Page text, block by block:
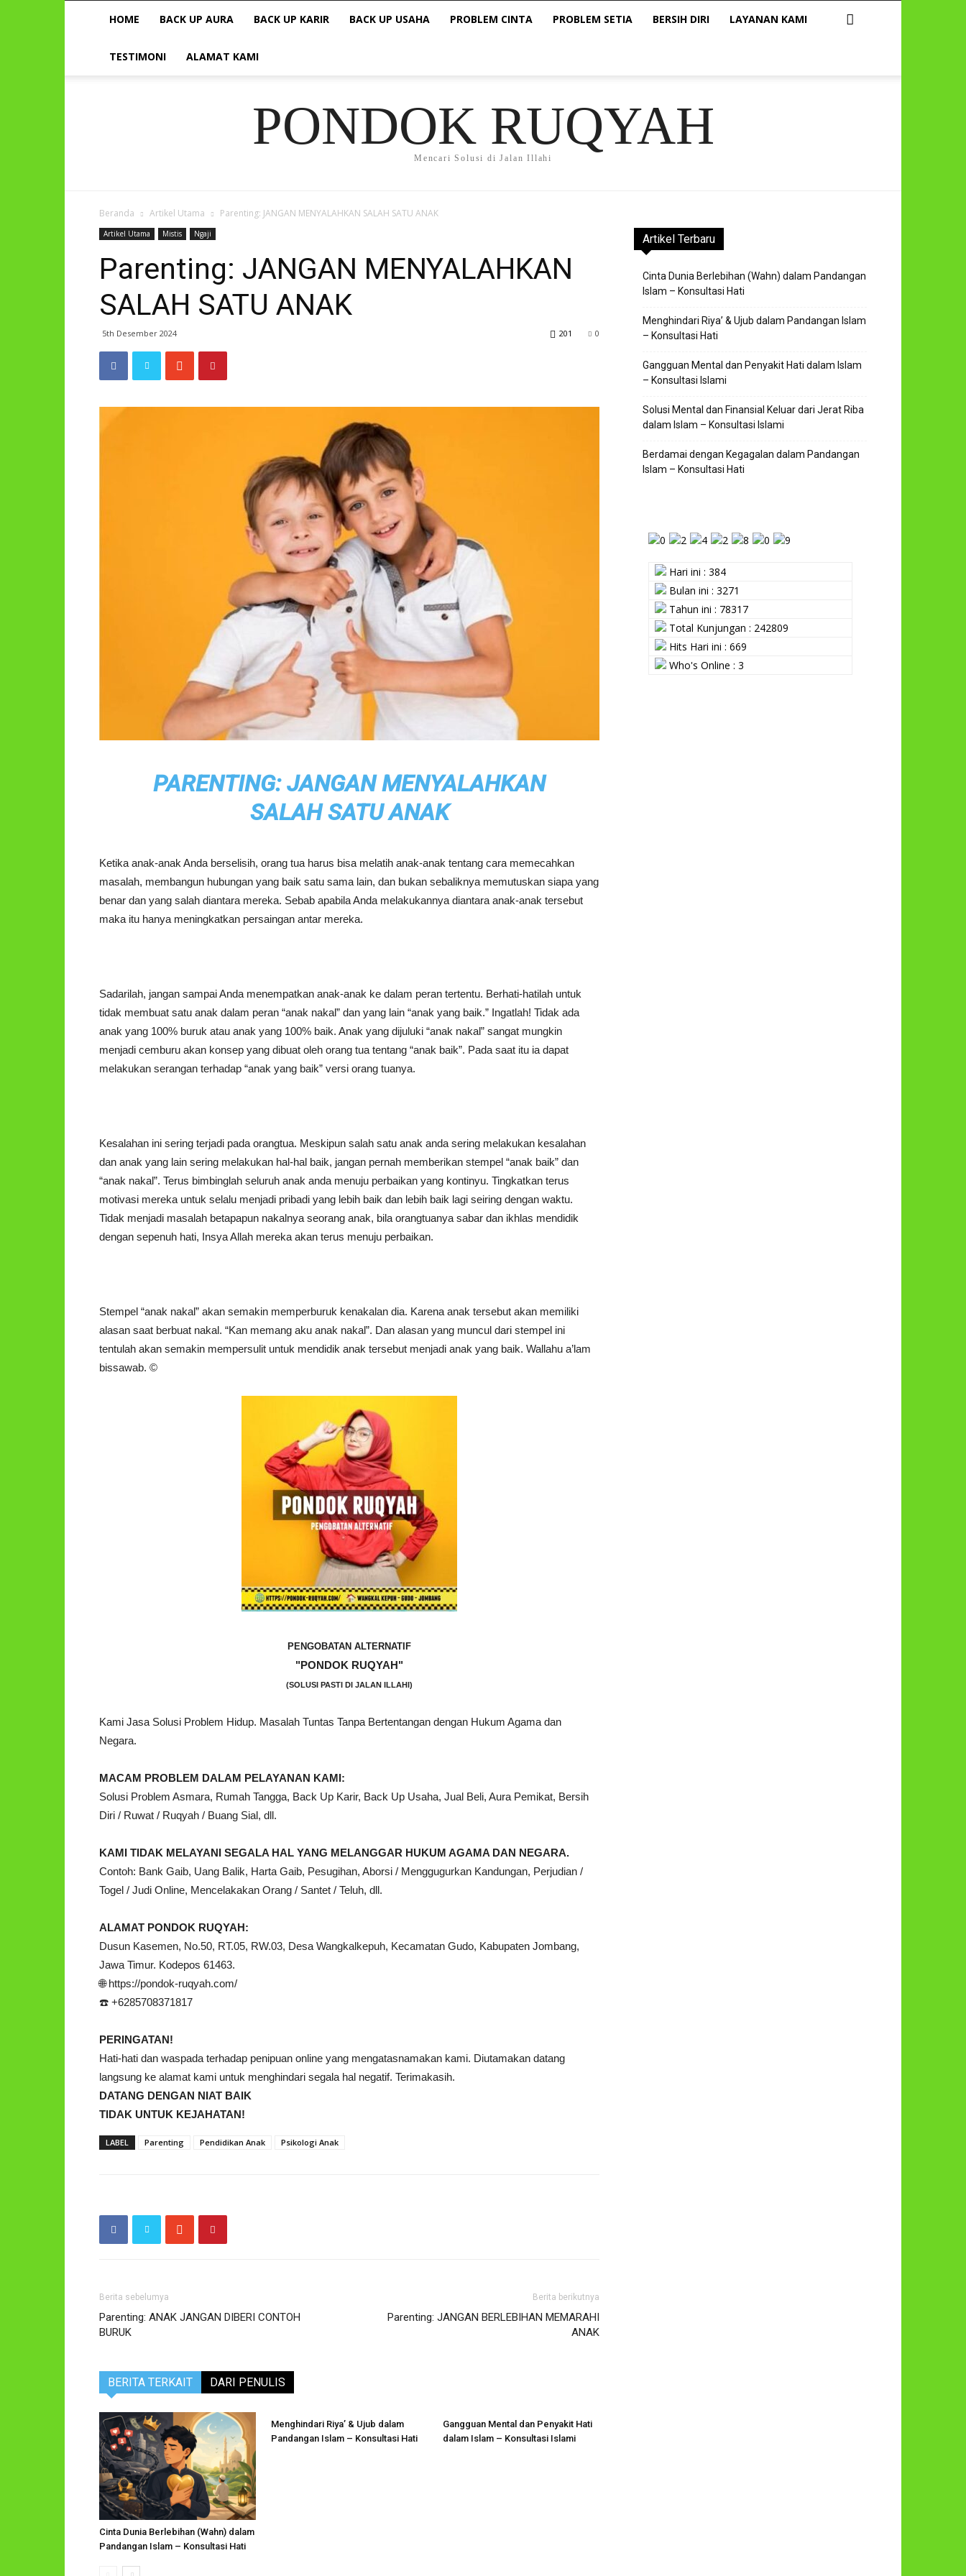
HOME BACK UP AURA BACK UP KARIR BACK UP USAHA PROBLEM CINTA PROBLEM SETIA BERSIH DIRI LAYANAN KAMI
TESTIMONI ALAMAT KAMI
PONDOK RUQYAH
Mencari Solusi di Jalan Illahi
Beranda Artikel Utama Parenting: JANGAN MENYALAHKAN SALAH SATU ANAK
Artikel Utama Mistis Ngaji
Parenting: JANGAN MENYALAHKAN
SALAH SATU ANAK
5th Desember 2024 0
201
PARENTING: JANGAN MENYALAHKAN
SALAH SATU ANAK
Ketika anak-anak Anda berselisih, orang tua harus bisa melatih anak-anak tentang cara memecahkan
masalah, membangun hubungan yang baik satu sama lain, dan bukan sebaliknya memutuskan siapa yang
benar dan yang salah diantara mereka. Sebab apabila Anda melakukannya diantara anak-anak tersebut
maka itu hanya meningkatkan persaingan antar mereka.
Sadarilah, jangan sampai Anda menempatkan anak-anak ke dalam peran tertentu. Berhati-hatilah untuk
tidak membuat satu anak dalam peran “anak nakal” dan yang lain “anak yang baik.” Ingatlah! Tidak ada
anak yang 100% buruk atau anak yang 100% baik. Anak yang dijuluki “anak nakal” sangat mungkin
menjadi cemburu akan konsep yang dibuat oleh orang tua tentang “anak baik”. Pada saat itu ia dapat
melakukan serangan terhadap “anak yang baik” versi orang tuanya.
Kesalahan ini sering terjadi pada orangtua. Meskipun salah satu anak anda sering melakukan kesalahan
dan anak yang lain sering melakukan hal-hal baik, jangan pernah memberikan stempel “anak baik” dan
“anak nakal”. Terus bimbinglah seluruh anak anda menuju perbaikan yang kontinyu. Tingkatkan terus
motivasi mereka untuk selalu menjadi pribadi yang lebih baik dan lebih baik lagi seiring dengan waktu.
Tidak menjadi masalah betapapun nakalnya seorang anak, bila orangtuanya sabar dan ikhlas mendidik
dengan sepenuh hati, Insya Allah mereka akan terus menuju perbaikan.
Stempel “anak nakal” akan semakin memperburuk kenakalan dia. Karena anak tersebut akan memiliki
alasan saat berbuat nakal. “Kan memang aku anak nakal”. Dan alasan yang muncul dari stempel ini
tentulah akan semakin mempersulit untuk mendidik anak tersebut menjadi anak yang baik. Wallahu a’lam
bissawab. ©️
PENGOBATAN ALTERNATIF
"PONDOK RUQYAH"
(SOLUSI PASTI DI JALAN ILLAHI)
Kami Jasa Solusi Problem Hidup. Masalah Tuntas Tanpa Bertentangan dengan Hukum Agama dan
Negara.
MACAM PROBLEM DALAM PELAYANAN KAMI:
Solusi Problem Asmara, Rumah Tangga, Back Up Karir, Back Up Usaha, Jual Beli, Aura Pemikat, Bersih
Diri / Ruwat / Ruqyah / Buang Sial, dll.
KAMI TIDAK MELAYANI SEGALA HAL YANG MELANGGAR HUKUM AGAMA DAN NEGARA.
Contoh: Bank Gaib, Uang Balik, Harta Gaib, Pesugihan, Aborsi / Menggugurkan Kandungan, Perjudian /
Togel / Judi Online, Mencelakakan Orang / Santet / Teluh, dll.
ALAMAT PONDOK RUQYAH:
Dusun Kasemen, No.50, RT.05, RW.03, Desa Wangkalkepuh, Kecamatan Gudo, Kabupaten Jombang,
Jawa Timur. Kodepos 61463.
🌐 https://pondok-ruqyah.com/
☎️ +6285708371817
PERINGATAN!
Hati-hati dan waspada terhadap penipuan online yang mengatasnamakan kami. Diutamakan datang
langsung ke alamat kami untuk menghindari segala hal negatif. Terimakasih.
DATANG DENGAN NIAT BAIK
TIDAK UNTUK KEJAHATAN!
LABEL Parenting Pendidikan Anak Psikologi Anak
Berita sebelumya
Parenting: ANAK JANGAN DIBERI CONTOH
BURUK
Berita berikutnya
Parenting: JANGAN BERLEBIHAN MEMARAHI
ANAK
BERITA TERKAIT DARI PENULIS
Cinta Dunia Berlebihan (Wahn) dalam
Pandangan Islam – Konsultasi Hati
Menghindari Riya’ & Ujub dalam
Pandangan Islam – Konsultasi Hati
Gangguan Mental dan Penyakit Hati
dalam Islam – Konsultasi Islami
Artikel Terbaru
Cinta Dunia Berlebihan (Wahn) dalam Pandangan
Islam – Konsultasi Hati
Menghindari Riya’ & Ujub dalam Pandangan Islam
– Konsultasi Hati
Gangguan Mental dan Penyakit Hati dalam Islam
– Konsultasi Islami
Solusi Mental dan Finansial Keluar dari Jerat Riba
dalam Islam – Konsultasi Islami
Berdamai dengan Kegagalan dalam Pandangan
Islam – Konsultasi Hati
Hari ini : 384
Bulan ini : 3271
Tahun ini : 78317
Total Kunjungan : 242809
Hits Hari ini : 669
Who's Online : 3